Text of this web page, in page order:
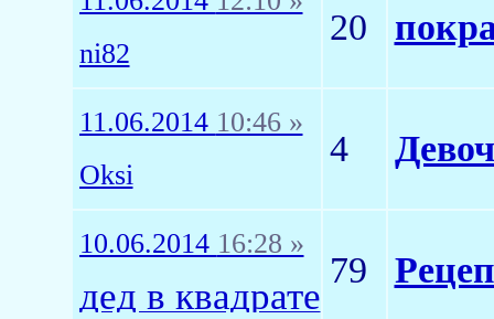
ni82
20
11.06.2014 10:46 »
Oksi
4
10.06.2014 16:28 »
дед в квадрате
79